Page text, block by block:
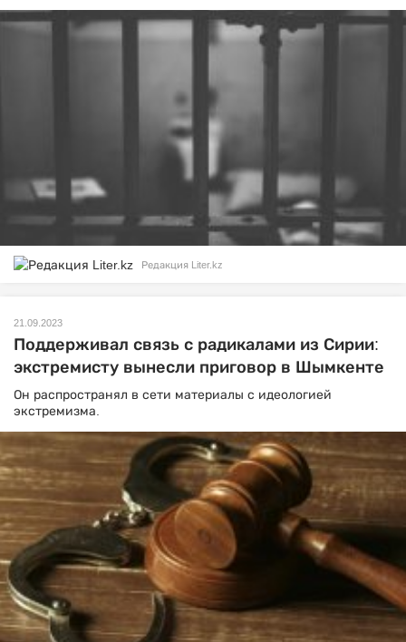
Редакция Liter.kz
21.09.2023
Поддерживал связь с радикалами из Сирии:
экстремисту вынесли приговор в Шымкенте
Он распространял в сети материалы с идеологией
экстремизма.